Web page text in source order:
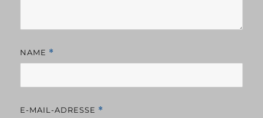
NAME *
E-MAIL-ADRESSE *